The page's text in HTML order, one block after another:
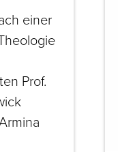
einer
Prof.